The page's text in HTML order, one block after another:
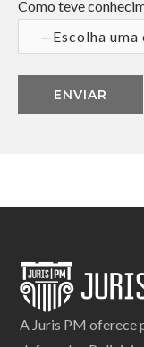
Como teve
A Juris PM oferece